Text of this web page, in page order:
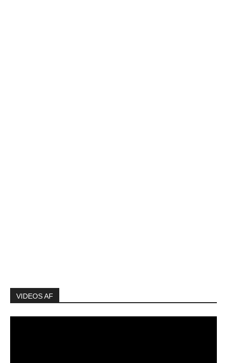
VIDEOS AF